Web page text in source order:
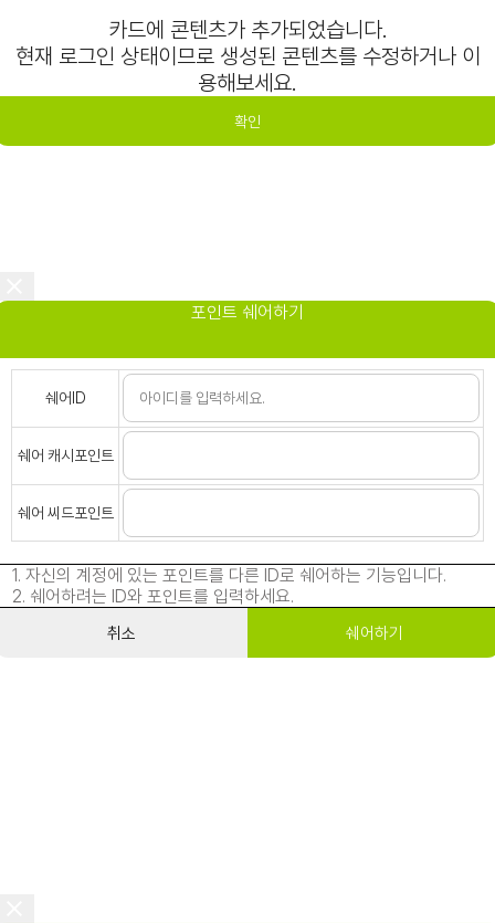
카드에 콘텐츠가 추가되었습니다.
현재 로그인 상태이므로 생성된 콘텐츠를 수정하거나 이
용해보세요.
확인
포인트 쉐어하기
쉐어ID
쉐어 캐시포인트
쉐어 씨드포인트
1. 자신의 계정에 있는 포인트를 다른 ID로 쉐어하는 기능입니다.
2. 쉐어하려는 ID와 포인트를 입력하세요.
취소 쉐어하기